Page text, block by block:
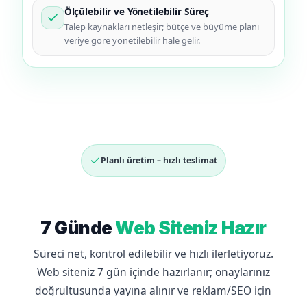
Ölçülebilir ve Yönetilebilir Süreç
Talep kaynakları netleşir; bütçe ve büyüme planı
veriye göre yönetilebilir hale gelir.
Planlı üretim – hızlı teslimat
7 GündeWeb Siteniz Hazır
Süreci net, kontrol edilebilir ve hızlı ilerletiyoruz.
Web siteniz 7 gün içinde hazırlanır; onaylarınız
doğrultusunda yayına alınır ve reklam/SEO için